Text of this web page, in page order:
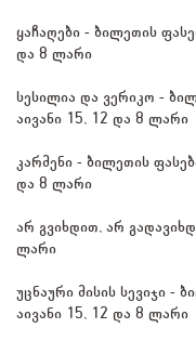
ყაჩაღები - ბილეთის
და 8 ლარი
სესილია და ვერიკო -
აივანი 15, 12 და 8 ლარი
კარმენი - ბილეთის
და 8 ლარი
არ გვიხდით, არ
ლარი
უცნაური მისის სევიჯი -
აივანი 15, 12 და 8 ლარი